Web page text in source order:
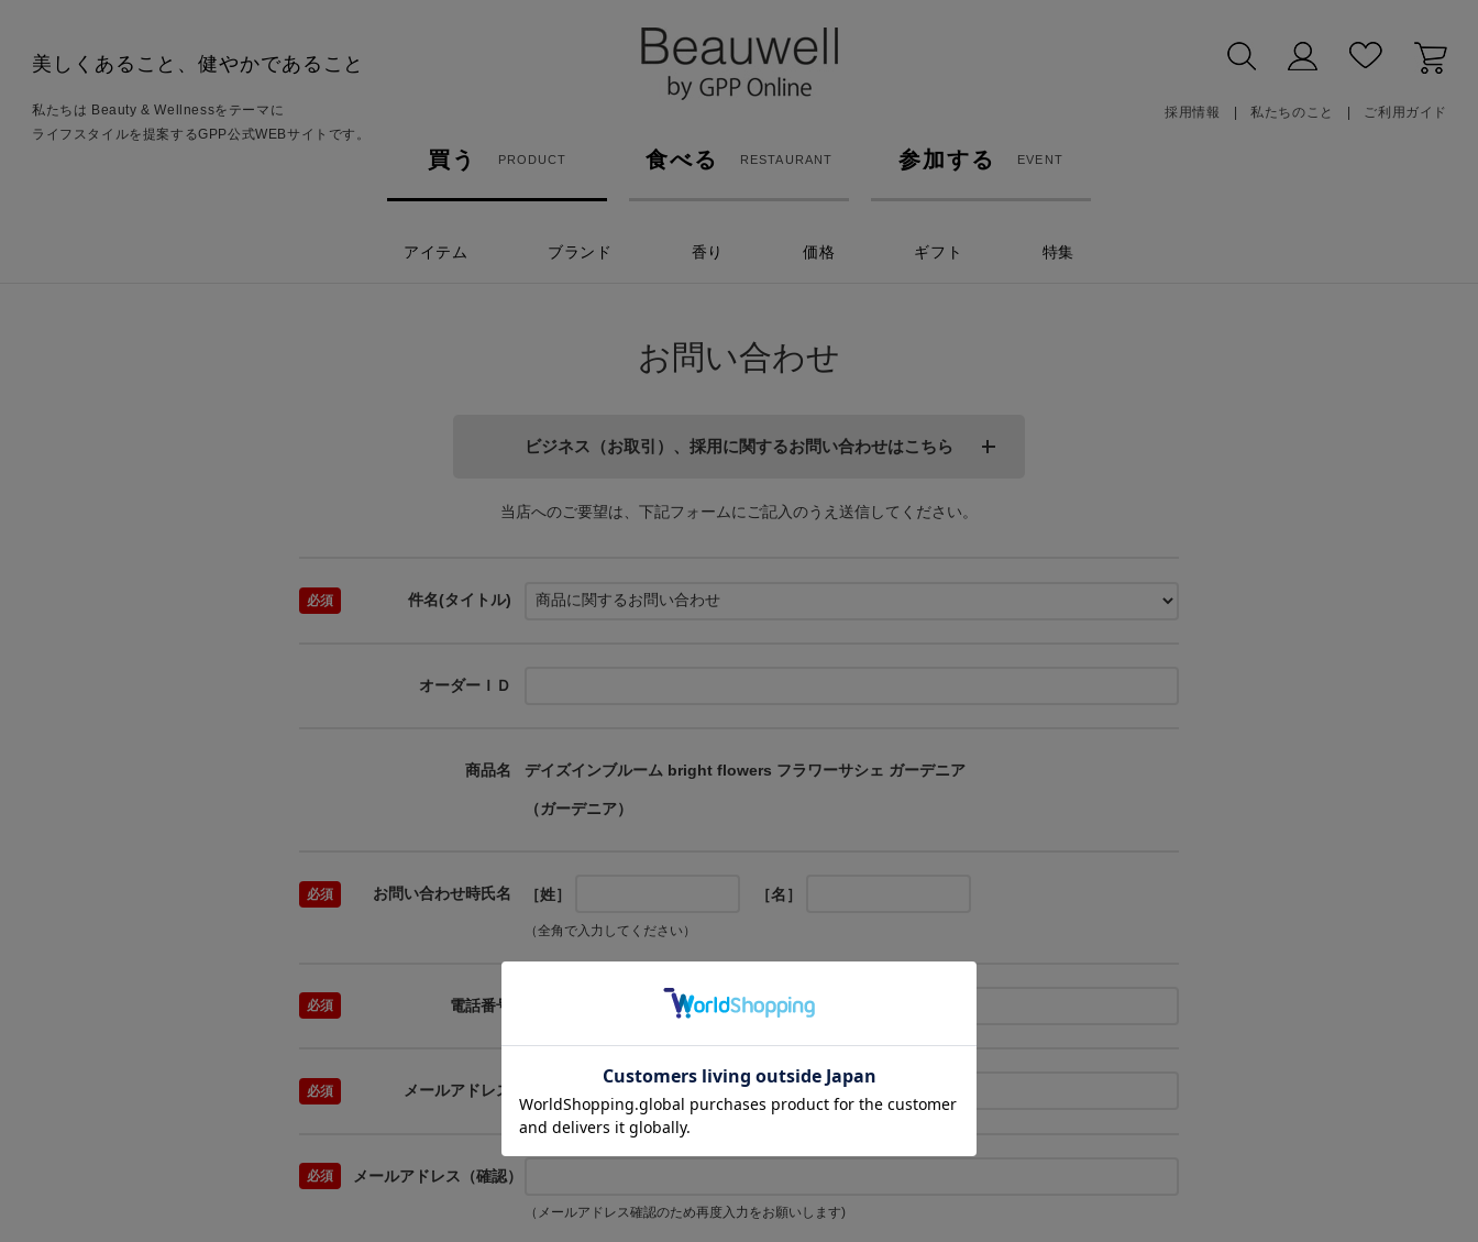
美しくあること、健やかであること
私たちは Beauty & Wellnessをテーマに
ライフスタイルを提案するGPP公式WEBサイトです。
採用情報 私たちのこと ご利用ガイド
買う PRODUCT 食べる RESTAURANT 参加する EVENT
アイテム ブランド 香り 価格 ギフト 特集
お問い合わせ
ビジネス（お取引）、採用に関するお問い合わせはこちら
当店へのご要望は、下記フォームにご記入のうえ送信してください。
件名(タイトル)
オーダーＩＤ
商品名 デイズインブルーム bright flowers フラワーサシェ ガーデニア
（ガーデニア）
お問い合わせ時氏名 ［姓］ ［名］
（全角で入力してください）
電話番号
メールアドレス
メールアドレス（確認）
（メールアドレス確認のため再度入力をお願いします)